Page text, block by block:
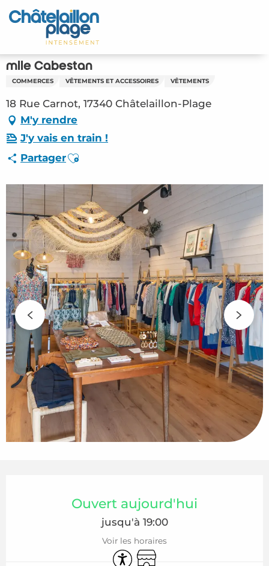
Aller
au
principal
Accueil
Découvrir
Activités
A vivre
Rendez-vous
Espace Pro
mlle Cabestan
COMMERCES VÊTEMENTS ET ACCESSOIRES VÊTEMENTS
18 Rue Carnot, 17340 Châtelaillon-Plage
M'y rendre
J'y vais en train !
PartagerAjouter aux favoris
Ouvert aujourd'hui
jusqu'à 19:00
Voir les horaires
Accessibilité
Boutique